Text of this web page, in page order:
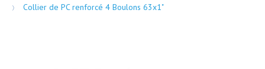
Collier de PC renforcé 4 Boulons 63x1"